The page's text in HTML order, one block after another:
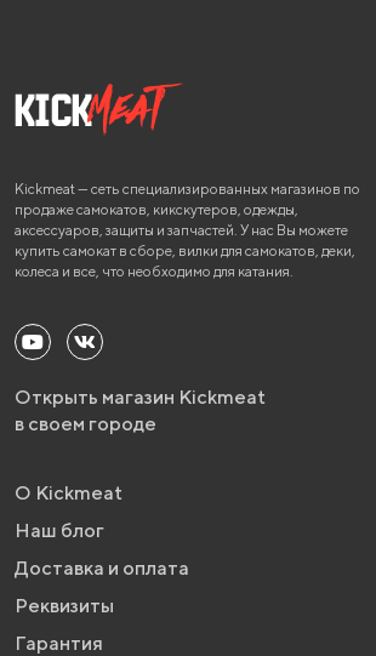
Kickmeat — сеть специализированных магазинов по
продаже самокатов, кикскутеров, одежды,
аксессуаров, защиты и запчастей. У нас Вы можете
купить самокат в сборе, вилки для самокатов, деки,
колеса и все, что необходимо для катания.
Открыть магазин Kickmeat
в своем городе
О Kickmeat
Наш блог
Доставка и оплата
Реквизиты
Гарантия